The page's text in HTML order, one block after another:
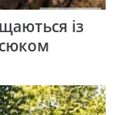
із